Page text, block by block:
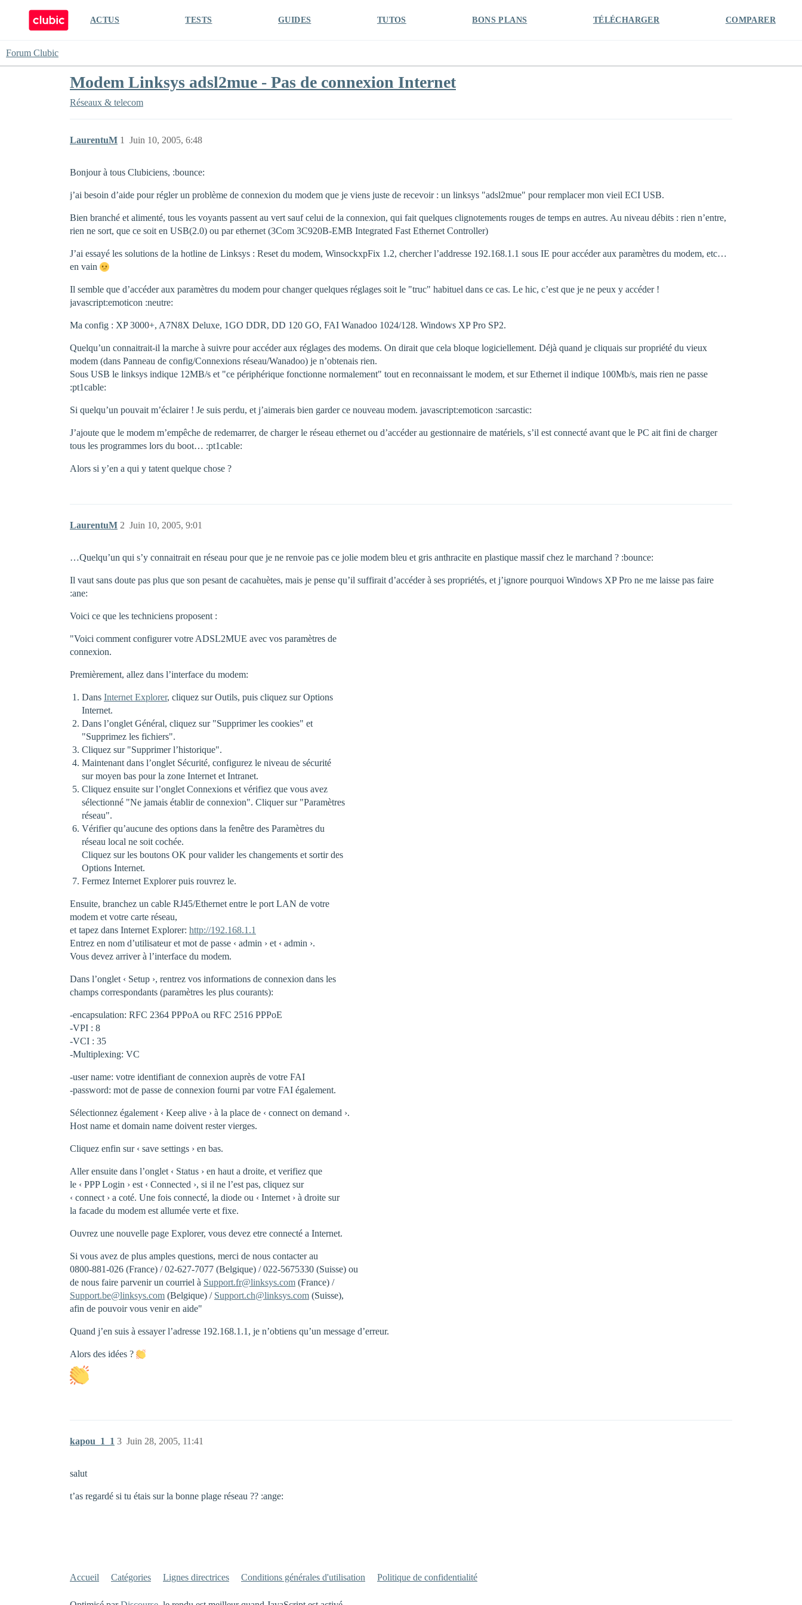
ACTUS TESTS GUIDES TUTOS BONS PLANS TÉLÉCHARGER COMPARER
Forum Clubic
Modem Linksys adsl2mue - Pas de connexion Internet
Réseaux & telecom
LaurentuM Juin 10, 2005, 6:48
1
Bonjour à tous Clubiciens, :bounce:
j’ai besoin d’aide pour régler un problème de connexion du modem que je viens juste de recevoir : un linksys "adsl2mue" pour remplacer mon vieil ECI USB.
Bien branché et alimenté, tous les voyants passent au vert sauf celui de la connexion, qui fait quelques clignotements rouges de temps en autres. Au niveau débits : rien n’entre,
rien ne sort, que ce soit en USB(2.0) ou par ethernet (3Com 3C920B-EMB Integrated Fast Ethernet Controller)
J’ai essayé les solutions de la hotline de Linksys : Reset du modem, WinsockxpFix 1.2, chercher l’addresse 192.168.1.1 sous IE pour accéder aux paramètres du modem, etc…
en vain
Il semble que d’accéder aux paramètres du modem pour changer quelques réglages soit le "truc" habituel dans ce cas. Le hic, c’est que je ne peux y accéder !
javascript:emoticon :neutre:
Ma config : XP 3000+, A7N8X Deluxe, 1GO DDR, DD 120 GO, FAI Wanadoo 1024/128. Windows XP Pro SP2.
Quelqu’un connaitrait-il la marche à suivre pour accéder aux réglages des modems. On dirait que cela bloque logiciellement. Déjà quand je cliquais sur propriété du vieux
modem (dans Panneau de config/Connexions réseau/Wanadoo) je n’obtenais rien.
Sous USB le linksys indique 12MB/s et "ce périphérique fonctionne normalement" tout en reconnaissant le modem, et sur Ethernet il indique 100Mb/s, mais rien ne passe
:pt1cable:
Si quelqu’un pouvait m’éclairer ! Je suis perdu, et j’aimerais bien garder ce nouveau modem. javascript:emoticon :sarcastic:
J’ajoute que le modem m’empêche de redemarrer, de charger le réseau ethernet ou d’accéder au gestionnaire de matériels, s’il est connecté avant que le PC ait fini de charger
tous les programmes lors du boot… :pt1cable:
Alors si y’en a qui y tatent quelque chose ?
LaurentuM Juin 10, 2005, 9:01
2
…Quelqu’un qui s’y connaitrait en réseau pour que je ne renvoie pas ce jolie modem bleu et gris anthracite en plastique massif chez le marchand ? :bounce:
Il vaut sans doute pas plus que son pesant de cacahuètes, mais je pense qu’il suffirait d’accéder à ses propriétés, et j’ignore pourquoi Windows XP Pro ne me laisse pas faire
:ane:
Voici ce que les techniciens proposent :
"Voici comment configurer votre ADSL2MUE avec vos paramètres de
connexion.
Premièrement, allez dans l’interface du modem:
Dans Internet Explorer, cliquez sur Outils, puis cliquez sur Options
Internet.
Dans l’onglet Général, cliquez sur "Supprimer les cookies" et
"Supprimez les fichiers".
Cliquez sur "Supprimer l’historique".
Maintenant dans l’onglet Sécurité, configurez le niveau de sécurité
sur moyen bas pour la zone Internet et Intranet.
Cliquez ensuite sur l’onglet Connexions et vérifiez que vous avez
sélectionné "Ne jamais établir de connexion". Cliquer sur "Paramètres
réseau".
Vérifier qu’aucune des options dans la fenêtre des Paramètres du
réseau local ne soit cochée.
Cliquez sur les boutons OK pour valider les changements et sortir des
Options Internet.
Fermez Internet Explorer puis rouvrez le.
Ensuite, branchez un cable RJ45/Ethernet entre le port LAN de votre
modem et votre carte réseau,
et tapez dans Internet Explorer: http://192.168.1.1
Entrez en nom d’utilisateur et mot de passe ‹ admin › et ‹ admin ›.
Vous devez arriver à l’interface du modem.
Dans l’onglet ‹ Setup ›, rentrez vos informations de connexion dans les
champs correspondants (paramètres les plus courants):
-encapsulation: RFC 2364 PPPoA ou RFC 2516 PPPoE
-VPI : 8
-VCI : 35
-Multiplexing: VC
-user name: votre identifiant de connexion auprès de votre FAI
-password: mot de passe de connexion fourni par votre FAI également.
Sélectionnez également ‹ Keep alive › à la place de ‹ connect on demand ›.
Host name et domain name doivent rester vierges.
Cliquez enfin sur ‹ save settings › en bas.
Aller ensuite dans l’onglet ‹ Status › en haut a droite, et verifiez que
le ‹ PPP Login › est ‹ Connected ›, si il ne l’est pas, cliquez sur
‹ connect › a coté. Une fois connecté, la diode ou ‹ Internet › à droite sur
la facade du modem est allumée verte et fixe.
Ouvrez une nouvelle page Explorer, vous devez etre connecté a Internet.
Si vous avez de plus amples questions, merci de nous contacter au
0800-881-026 (France) / 02-627-7077 (Belgique) / 022-5675330 (Suisse) ou
de nous faire parvenir un courriel à Support.fr@linksys.com (France) /
Support.be@linksys.com (Belgique) / Support.ch@linksys.com (Suisse),
afin de pouvoir vous venir en aide"
Quand j’en suis à essayer l’adresse 192.168.1.1, je n’obtiens qu’un message d’erreur.
Alors des idées ?
kapou_1_1 Juin 28, 2005, 11:41
3
salut
t’as regardé si tu étais sur la bonne plage réseau ?? :ange:
Accueil Catégories Lignes directrices Conditions générales d'utilisation Politique de confidentialité